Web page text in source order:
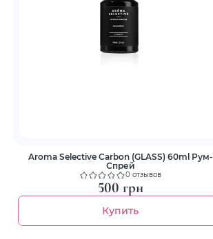
Aroma Selective Carbon (GLASS) 60ml Рум-
Спрей
0 отзывов
500 грн
Купить